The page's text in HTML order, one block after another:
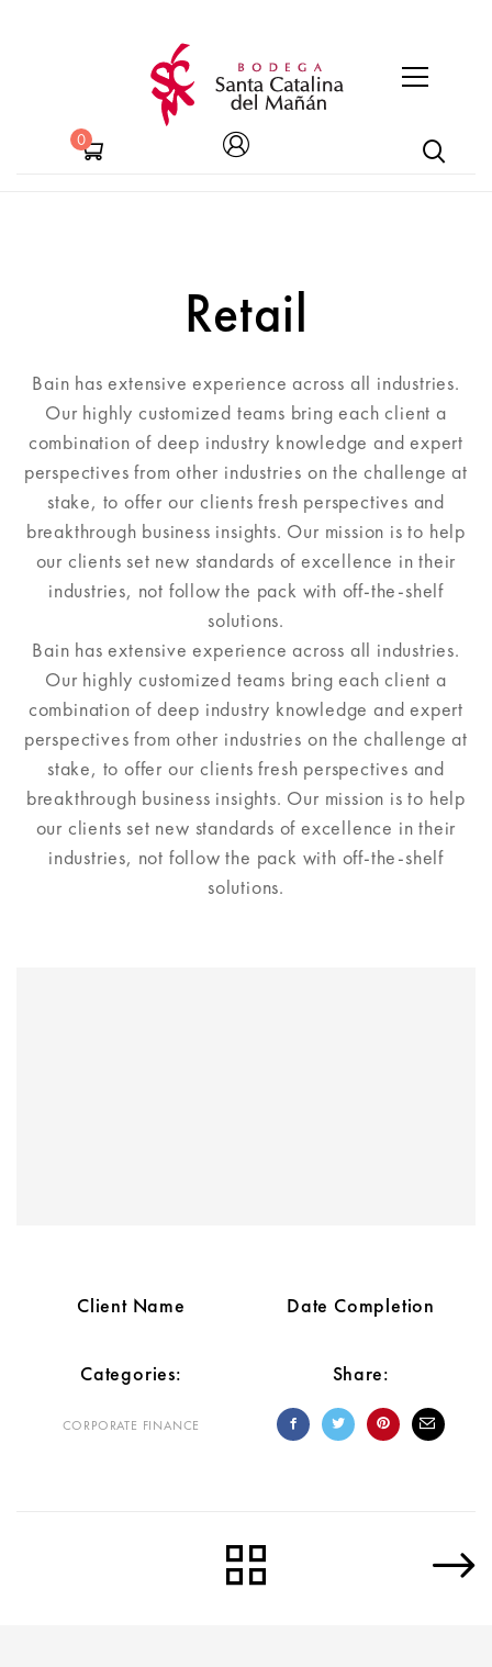
0
Retail
Bain has extensive experience across all industries.
Our highly customized teams bring each client a
combination of deep industry knowledge and expert
perspectives from other industries on the challenge at
stake, to offer our clients fresh perspectives and
breakthrough business insights. Our mission is to help
our clients set new standards of excellence in their
industries, not follow the pack with off-the-shelf
solutions.
Bain has extensive experience across all industries.
Our highly customized teams bring each client a
combination of deep industry knowledge and expert
perspectives from other industries on the challenge at
stake, to offer our clients fresh perspectives and
breakthrough business insights. Our mission is to help
our clients set new standards of excellence in their
industries, not follow the pack with off-the-shelf
solutions.
Client Name Date Completion
Categories:
CORPORATE FINANCE
Share: